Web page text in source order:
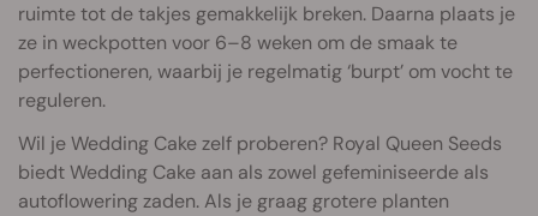
ruimte tot de takjes gemakkelijk breken. Daarna plaats je
ze in weckpotten voor 6–8 weken om de smaak te
perfectioneren, waarbij je regelmatig ‘burpt’ om vocht te
reguleren.
Wil je Wedding Cake zelf proberen? Royal Queen Seeds
biedt Wedding Cake aan als zowel gefeminiseerde als
autoflowering zaden. Als je graag grotere planten